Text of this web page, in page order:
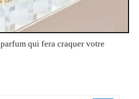
qui fera craquer votre